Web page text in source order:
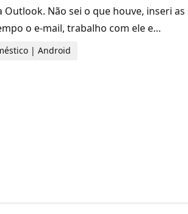
Não sei o que houve, inseri
o e-mail, trabalho com ele e…
| Android